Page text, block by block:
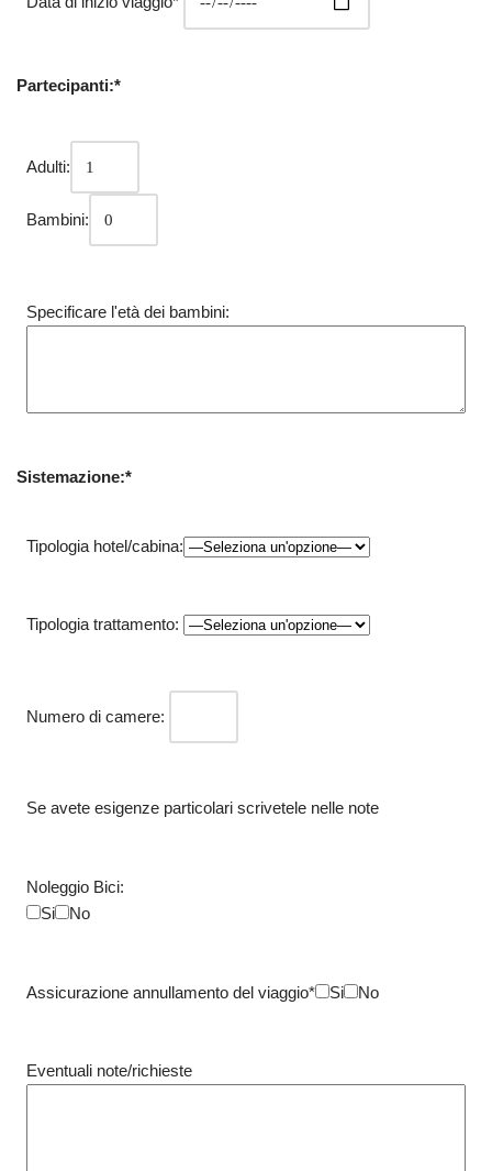
Partecipanti:*
Adulti:
Bambini:
Specificare l'età dei bambini:
Sistemazione:*
Tipologia hotel/cabina:
Tipologia trattamento:
Numero di camere:
Se avete esigenze particolari scrivetele nelle note
Noleggio Bici:
Si
No
Assicurazione annullamento del viaggio* Si No
Eventuali note/richieste